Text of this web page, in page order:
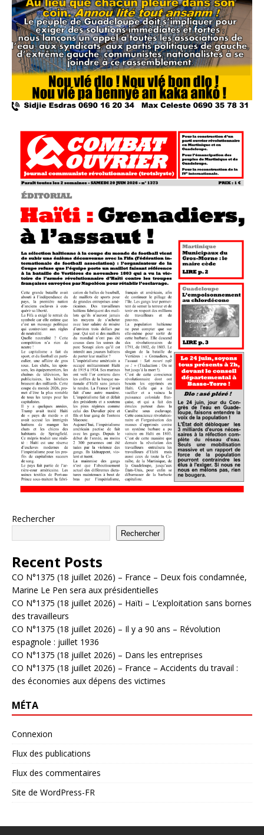
Rechercher
Rechercher
Recent Posts
CO N°1375 (18 juillet 2026) – France – Deux fois condamnée,
Marine Le Pen sera aux présidentielles
CO N°1375 (18 juillet 2026) – Haïti – L’exploitation sans bornes
des travailleurs
CO N°1375 (18 juillet 2026) – Il y a 90 ans – Révolution
espagnole : juillet 1936
CO N°1375 (18 juillet 2026) – Dans les entreprises
CO N°1375 (18 juillet 2026) – France – Accidents du travail :
des économies aux dépens des victimes
MÉTA
Connexion
Flux des publications
Flux des commentaires
Site de WordPress-FR